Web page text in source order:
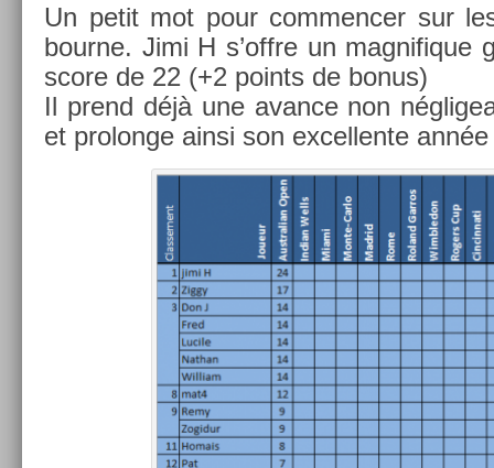
Un petit mot pour com­menc­er sur
bour­ne. Jimi H s’offre un mag­nifique
score de 22 (+2 points de bonus)
Il prend déjà une avan­ce non
et pro­lon­ge ainsi son ex­cel­lente